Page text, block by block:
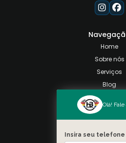
Home
Sobre nós
Serviços
Blog
Categorias
Mapa do
Olá!
Insira seu telefone